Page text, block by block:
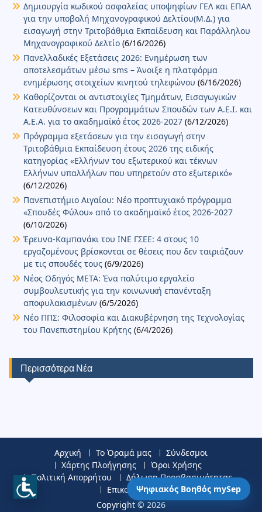
Δημιουργία κωδικού ασφαλείας υποψηφίων ΓΕΛ και ΕΠΑΛ
για την υποβολή Μηχανογραφικού Δελτίου(Μ.Δ.) για
εισαγωγή στην Τριτοβάθμια Εκπαίδευση και Παράλληλου
Μηχανογραφικού Δελτίο (6/16/2026)
Πανελλαδικές Εξετάσεις 2026: Ενημέρωση των
αποτελεσμάτων μέσω sms – Άνοιξε η πλατφόρμα
ενημέρωσης στοιχείων κινητού τηλεφώνου (6/16/2026)
Καθορίζονται οι αντιστοιχίες Τμημάτων, Εισαγωγικών
Κατευθύνσεων και Προγραμμάτων Σπουδών των Α.Ε.Ι. και
Α.Ε.Α. για το ακαδημαϊκό έτος 2026-2027 (6/12/2026)
Πρόγραμμα εξετάσεων για την εισαγωγή στην
Τριτοβάθμια Εκπαίδευση έτους 2026 της ειδικής
κατηγορίας «Ελλήνων του εξωτερικού και τέκνων
Ελλήνων υπαλλήλων που υπηρετούν στο εξωτερικό»
(6/12/2026)
Πανεπιστήμιο Αιγαίου: Νέο προπτυχιακό πρόγραμμα
«Σπουδές Φύλου» από το ακαδημαϊκό έτος 2026-2027
(6/10/2026)
Έρευνα-Καμπανάκι του ΙΝΕ ΓΣΕΕ: 4 στους 10
εργαζομένους βρίσκονται σε θέσεις που δεν ταιριάζουν
με τις σπουδές τους (6/9/2026)
Νέος Οδηγός ΜΕΤΑ: Ένα πολύτιμο εργαλείο
συμβουλευτικής για την κοινωνική επανένταξη
αποφυλακισμένων (6/5/2026)
Νέο ΠΠΣ: Φιλοσοφία και Διακυβέρνηση της Τεχνολογίας
του Πανεπιστημίου Κρήτης (6/4/2026)
Περισσότερα Νέα
Αρχική Το Όραμά μας
Σύνδεσμοι
Χάρτης Πλοήγησης
Όροι Χρήσης
Πολιτική Απορρήτου
Δήλωση Προσβασιμότητας
Επικοινωνία
Copyright © 2026
Ψηφιακός Βοηθός mySep